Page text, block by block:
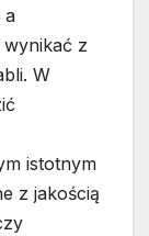
a
z
W
istotnym
z jakością